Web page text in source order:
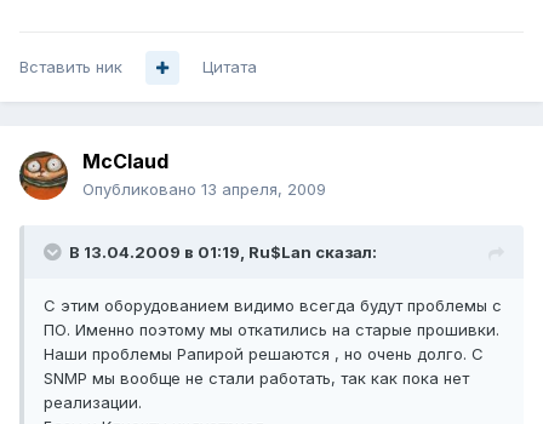
Вставить ник Цитата
McClaud
Опубликовано 13 апреля, 2009
В 13.04.2009 в 01:19, Ru$Lan сказал:
С этим оборудованием видимо всегда будут проблемы с
ПО. Именно поэтому мы откатились на старые прошивки.
Наши проблемы Рапирой решаются , но очень долго. С
SNMP мы вообще не стали работать, так как пока нет
реализации.